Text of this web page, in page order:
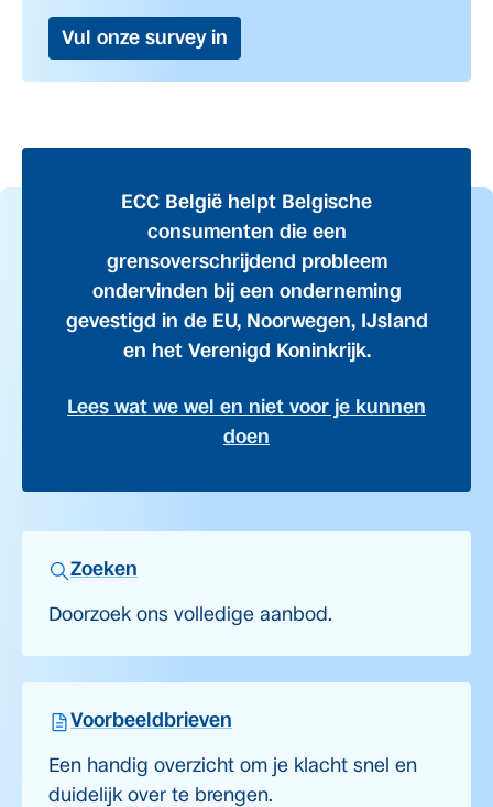
Vul onze survey in
ECC België helpt Belgische
consumenten die een
grensoverschrijdend probleem
ondervinden bij een onderneming
gevestigd in de EU, Noorwegen, IJsland
en het Verenigd Koninkrijk.
Lees wat we wel en niet voor je kunnen
doen
Zoeken
Doorzoek ons volledige aanbod.
Voorbeeldbrieven
Een handig overzicht om je klacht snel en
duidelijk over te brengen.